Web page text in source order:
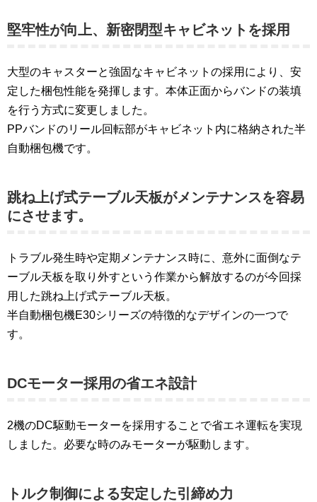
堅牢性が向上、新密閉型キャビネットを採用
大型のキャスターと強固なキャビネットの採用により、安
定した梱包性能を発揮します。本体正面からバンドの装填
を行う方式に変更しました。
PPバンドのリール回転部がキャビネット内に格納された半
自動梱包機です。
跳ね上げ式テーブル天板がメンテナンスを容易
にさせます。
トラブル発生時や定期メンテナンス時に、意外に面倒なテ
ーブル天板を取り外すという作業から解放するのが今回採
用した跳ね上げ式テーブル天板。
半自動梱包機E30シリーズの特徴的なデザインの一つで
す。
DCモーター採用の省エネ設計
2機のDC駆動モーターを採用することで省エネ運転を実現
しました。必要な時のみモーターが駆動します。
トルク制御による安定した引締め力